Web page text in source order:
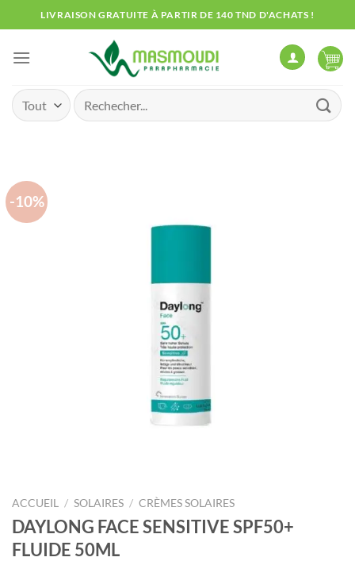
au
contenu
LIVRAISON GRATUITE À PARTIR DE 140 TND D'ACHATS !
Recherche
pour :
-10%
ACCUEIL / SOLAIRES / CRÈMES SOLAIRES
DAYLONG FACE SENSITIVE SPF50+
FLUIDE 50ML